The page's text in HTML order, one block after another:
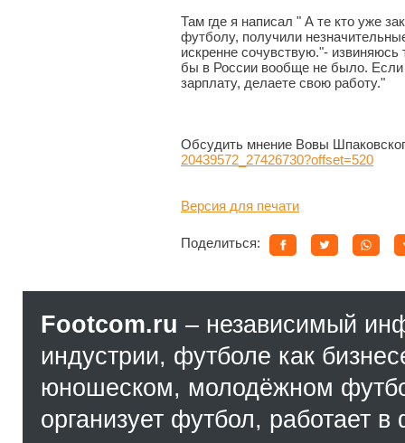
Там где я написал " А те кто уже
футболу, получили
искренне сочувствую."-
бы в России вообще не было.
зарплату, делаете свою работу."
Обсудить мнение Вовы
20439572_27426730?offset=520
Версия для печати
Поделиться:
Footcom.ru – независимый
индустрии, футболе как
юношеском, молодёжном
организует футбол, работает